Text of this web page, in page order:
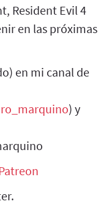
Resident Evil 4
en las próximas
en mi canal de
) y